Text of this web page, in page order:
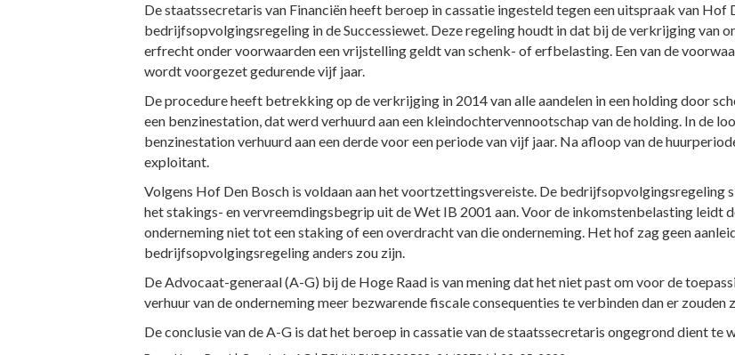
De staatssecretaris van Financiën heeft beroep in cassatie ingesteld tegen een uitspraak van Hof
bedrijfsopvolgingsregeling in de Successiewet. Deze regeling houdt in dat bij de verkrijging van
erfrecht onder voorwaarden een vrijstelling geldt van schenk- of erfbelasting. Een van de
wordt voorgezet gedurende vijf jaar.
De procedure heeft betrekking op de verkrijging in 2014 van alle aandelen in een holding door
een benzinestation, dat werd verhuurd aan een kleindochtervennootschap van de holding. In de
benzinestation verhuurd aan een derde voor een periode van vijf jaar. Na afloop van de
exploitant.
Volgens Hof Den Bosch is voldaan aan het voortzettingsvereiste. De
het stakings- en vervreemdingsbegrip uit de Wet IB 2001 aan. Voor de inkomstenbelasting leidt
onderneming niet tot een staking of een overdracht van die onderneming. Het hof zag geen
bedrijfsopvolgingsregeling anders zou zijn.
De Advocaat-generaal (A-G) bij de Hoge Raad is van mening dat het niet past om voor de
verhuur van de onderneming meer bezwarende fiscale consequenties te verbinden dan er
De conclusie van de A-G is dat het beroep in cassatie van de staatssecretaris ongegrond dient te